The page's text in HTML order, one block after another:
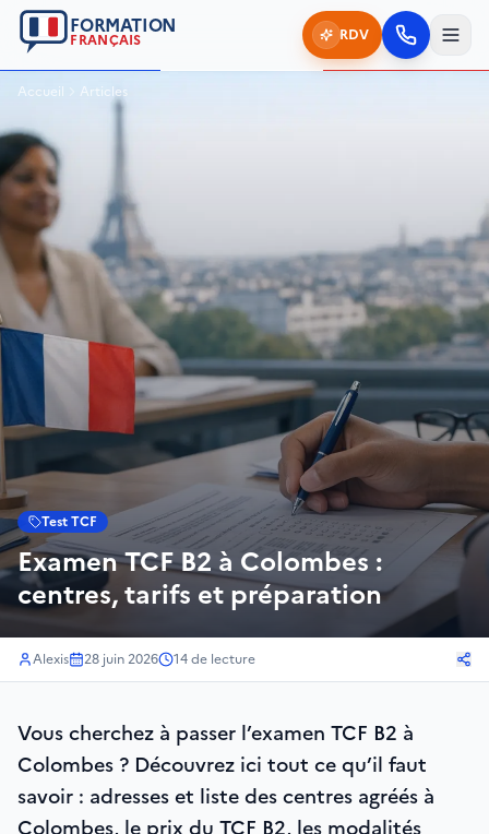
FORMATION
FRANÇAIS RDV
Accueil Articles
Test TCF
Examen TCF B2 à Colombes :
centres, tarifs et préparation
Alexis 28 juin 2026 14de lecture
Vous cherchez à passer l’examen TCF B2 à
Colombes ? Découvrez ici tout ce qu’il faut
savoir : adresses et liste des centres agréés à
Colombes, le prix du TCF B2, les modalités